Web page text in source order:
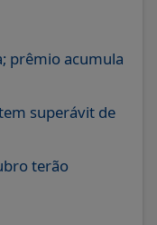
prêmio acumula
superávit de
terão